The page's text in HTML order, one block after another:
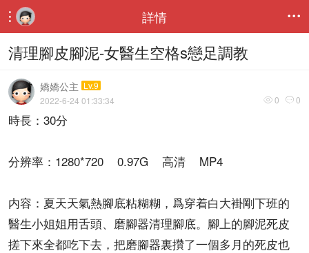
 詳情 
清理腳皮腳泥-女醫生空格s戀足調教
嬌嬌公主 Lv.9
 0  0
2022-6-24 01:33:34
時長：30分
分辨率：1280*720 0.97G 高清 MP4
内容：夏天天氣熱腳底粘糊糊，爲穿着白大褂剛下班的
醫生小姐姐用舌頭、磨腳器清理腳底。腳上的腳泥死皮
搓下來全都吃下去，把磨腳器裏攢了一個多月的死皮也